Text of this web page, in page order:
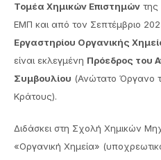
Τομέα Χημικών Επιστημών
ΕΜΠ και από τον Σεπτέμβριο
Εργαστηρίου Οργανικής
είναι εκλεγμένη Πρόεδρος του
Συμβουλίου (Ανώτατο Όργανο
Κράτους).
Διδάσκει στη Σχολή Χημικών
«Οργανική Χημεία»